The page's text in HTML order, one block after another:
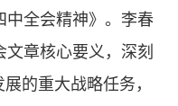
中全会精神》。李春
章核心要义，深刻
的重大战略任务，